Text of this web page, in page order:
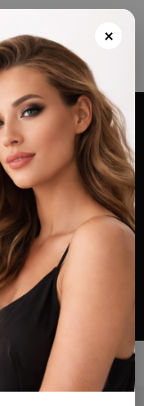
e Península Espanhola
instalações em Almada
do pedido)
×